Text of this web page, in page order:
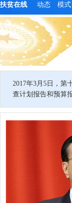
2017年3月5日，第
查计划报告和预算